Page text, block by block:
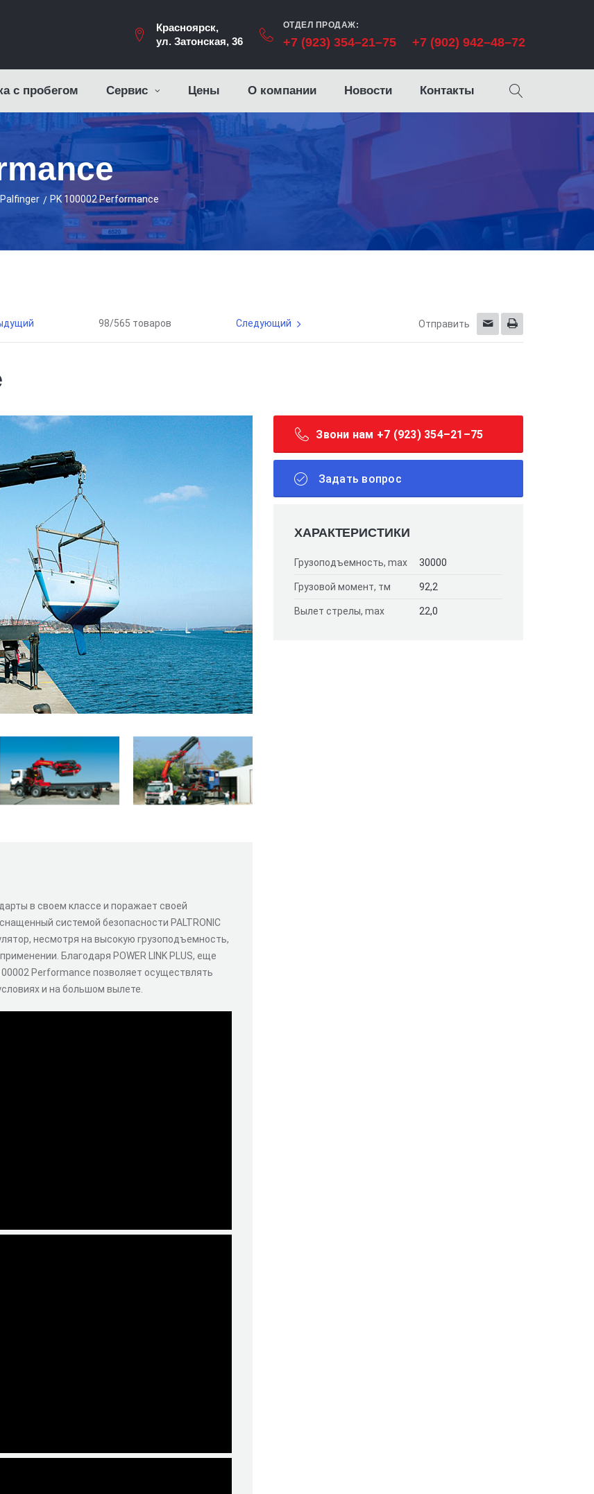
Красноярск,
ул. Затонская, 36
ОТДЕЛ ПРОДАЖ:
+7 (923) 354–21–75 +7 (902) 942–48–72
с пробегом Сервис Цены О компании Новости Контакты
PK 100002 Performance
98/565 товаров Следующий Отправить
в своем классе и поражает своей
системой безопасности PALTRONIC
несмотря на высокую грузоподъемность,
Благодаря POWER LINK PLUS, еще
Performance позволяет осуществлять
и на большом вылете.
Звони нам +7 (923) 354–21–75
Задать вопрос
ХАРАКТЕРИСТИКИ
Грузоподъемность, max 30000
Грузовой момент, тм 92,2
Вылет стрелы, max 22,0